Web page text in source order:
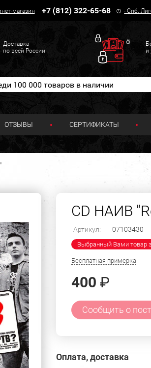
магазин +7 (812) 322-65-68 -Спб.
Доставка
по всей России
и
ОТЗЫВЫ СЕРТИФИКАТЫ
CD НАИВ
Артикул: 07103430
Выбранный Вами товар
Бесплатная примерка
400 ₽
Сообщить о
Оплата, доставка